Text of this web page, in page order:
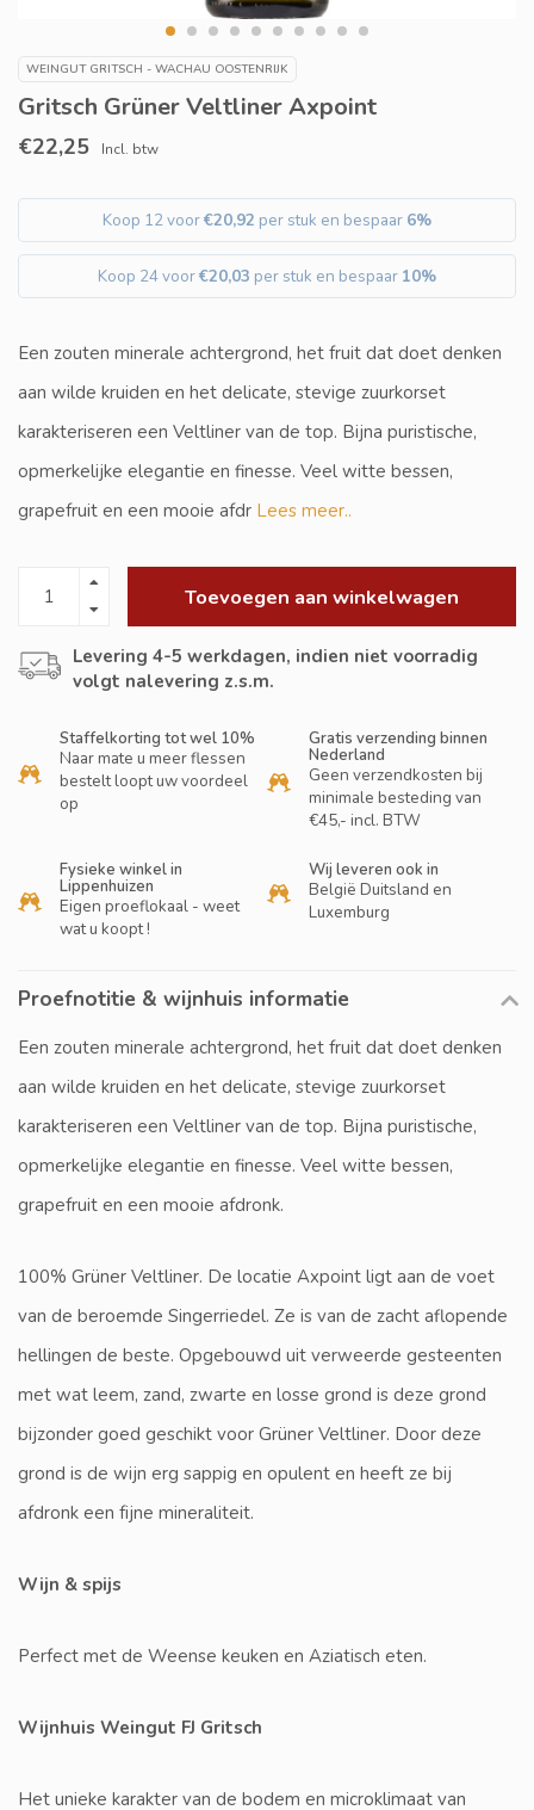
WEINGUT GRITSCH - WACHAU OOSTENRIJK
Gritsch Grüner Veltliner Axpoint
€22,25 Incl. btw
Koop 12 voor€20,92 per stuk en bespaar 6%
Koop 24 voor€20,03 per stuk en bespaar 10%
Een zouten minerale achtergrond, het fruit dat doet denken
aan wilde kruiden en het delicate, stevige zuurkorset
karakteriseren een Veltliner van de top. Bijna puristische,
opmerkelijke elegantie en finesse. Veel witte bessen,
grapefruit en een mooie afdr Lees meer..
Toevoegen aan winkelwagen
Levering 4-5 werkdagen, indien niet voorradig
volgt nalevering z.s.m.
Staffelkorting tot wel 10%
Naar mate u meer flessen
bestelt loopt uw voordeel
op
Gratis verzending binnen
Nederland
Geen verzendkosten bij
minimale besteding van
€45,- incl. BTW
Fysieke winkel in
Lippenhuizen
Eigen proeflokaal - weet
wat u koopt !
Wij leveren ook in
België Duitsland en
Luxemburg
Proefnotitie & wijnhuis informatie
Een zouten minerale achtergrond, het fruit dat doet denken
aan wilde kruiden en het delicate, stevige zuurkorset
karakteriseren een Veltliner van de top. Bijna puristische,
opmerkelijke elegantie en finesse. Veel witte bessen,
grapefruit en een mooie afdronk.
100% Grüner Veltliner. De locatie Axpoint ligt aan de voet
van de beroemde Singerriedel. Ze is van de zacht aflopende
hellingen de beste. Opgebouwd uit verweerde gesteenten
met wat leem, zand, zwarte en losse grond is deze grond
bijzonder goed geschikt voor Grüner Veltliner. Door deze
grond is de wijn erg sappig en opulent en heeft ze bij
afdronk een fijne mineraliteit.
Wijn & spijs
Perfect met de Weense keuken en Aziatisch eten.
Wijnhuis Weingut FJ Gritsch
Het unieke karakter van de bodem en microklimaat van